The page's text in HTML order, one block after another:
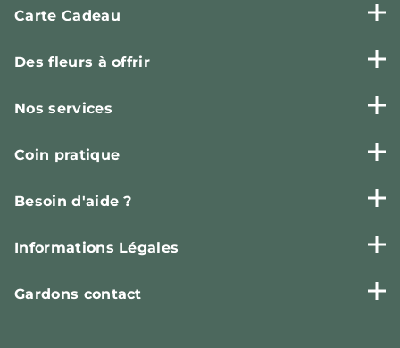
Carte Cadeau
Des fleurs à offrir
Nos services
Coin pratique
Besoin d'aide ?
Informations Légales
Gardons contact